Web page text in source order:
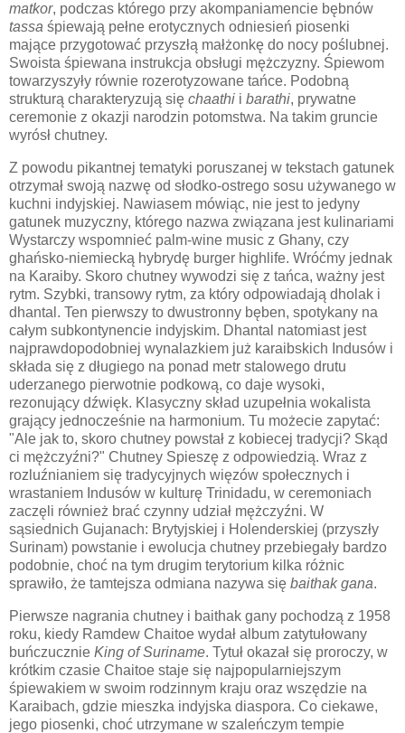
matkor, podczas którego przy akompaniamencie bębnów
tassa śpiewają pełne erotycznych odniesień piosenki
mające przygotować przyszłą małżonkę do nocy poślubnej.
Swoista śpiewana instrukcja obsługi mężczyzny. Śpiewom
towarzyszyły równie rozerotyzowane tańce. Podobną
strukturą charakteryzują się chaathi i barathi, prywatne
ceremonie z okazji narodzin potomstwa. Na takim gruncie
wyrósł chutney.
Z powodu pikantnej tematyki poruszanej w tekstach gatunek
otrzymał swoją nazwę od słodko-ostrego sosu używanego w
kuchni indyjskiej. Nawiasem mówiąc, nie jest to jedyny
gatunek muzyczny, którego nazwa związana jest kulinariami
Wystarczy wspomnieć palm-wine music z Ghany, czy
ghańsko-niemiecką hybrydę burger highlife. Wróćmy jednak
na Karaiby. Skoro chutney wywodzi się z tańca, ważny jest
rytm. Szybki, transowy rytm, za który odpowiadają dholak i
dhantal. Ten pierwszy to dwustronny bęben, spotykany na
całym subkontynencie indyjskim. Dhantal natomiast jest
najprawdopodobniej wynalazkiem już karaibskich Indusów i
składa się z długiego na ponad metr stalowego drutu
uderzanego pierwotnie podkową, co daje wysoki,
rezonujący dźwięk. Klasyczny skład uzupełnia wokalista
grający jednocześnie na harmonium. Tu możecie zapytać:
"Ale jak to, skoro chutney powstał z kobiecej tradycji? Skąd
ci mężczyźni?" Chutney Spieszę z odpowiedzią. Wraz z
rozluźnianiem się tradycyjnych więzów społecznych i
wrastaniem Indusów w kulturę Trinidadu, w ceremoniach
zaczęli również brać czynny udział mężczyźni. W
sąsiednich Gujanach: Brytyjskiej i Holenderskiej (przyszły
Surinam) powstanie i ewolucja chutney przebiegały bardzo
podobnie, choć na tym drugim terytorium kilka różnic
sprawiło, że tamtejsza odmiana nazywa się baithak gana.
Pierwsze nagrania chutney i baithak gany pochodzą z 1958
roku, kiedy Ramdew Chaitoe wydał album zatytułowany
buńczucznie King of Suriname. Tytuł okazał się proroczy, w
krótkim czasie Chaitoe staje się najpopularniejszym
śpiewakiem w swoim rodzinnym kraju oraz wszędzie na
Karaibach, gdzie mieszka indyjska diaspora. Co ciekawe,
jego piosenki, choć utrzymane w szaleńczym tempie